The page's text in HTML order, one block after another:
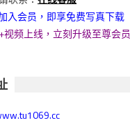
入会员，即享免费写真下载
视频上线，立刻升级至尊会员